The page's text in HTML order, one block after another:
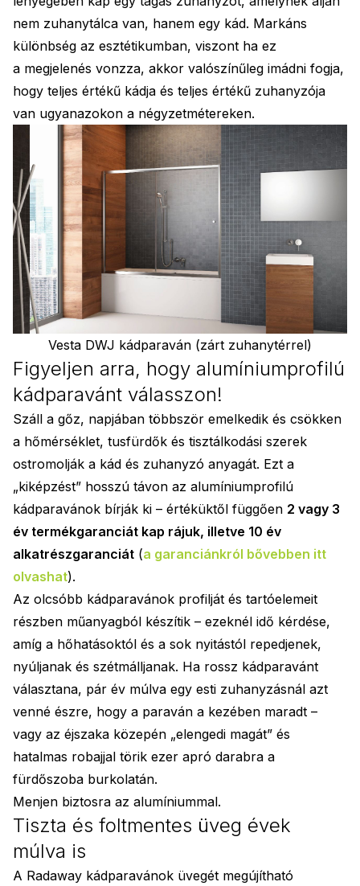
nem zuhanytálca van, hanem egy kád. Markáns
különbség az esztétikumban, viszont ha ez
a megjelenés vonzza, akkor valószínűleg imádni fogja,
hogy teljes értékű kádja és teljes értékű zuhanyzója
van ugyanazokon a négyzetmétereken.
Vesta DWJ kádparaván (zárt zuhanytérrel)
Figyeljen arra, hogy alumíniumprofilú
kádparavánt válasszon!
Száll a gőz, napjában többször emelkedik és csökken
a hőmérséklet, tusfürdők és tisztálkodási szerek
ostromolják a kád és zuhanyzó anyagát. Ezt a
„kiképzést” hosszú távon az alumíniumprofilú
kádparavánok bírják ki – értéküktől függően 2 vagy 3
év termékgaranciát kap rájuk, illetve 10 év
alkatrészgaranciát (a garanciánkról bővebben itt
olvashat).
Az olcsóbb kádparavánok profilját és tartóelemeit
részben műanyagból készítik – ezeknél idő kérdése,
amíg a hőhatásoktól és a sok nyitástól repedjenek,
nyúljanak és szétmálljanak. Ha rossz kádparavánt
választana, pár év múlva egy esti zuhanyzásnál azt
venné észre, hogy a paraván a kezében maradt –
vagy az éjszaka közepén „elengedi magát” és
hatalmas robajjal törik ezer apró darabra a
fürdőszoba burkolatán.
Menjen biztosra az alumíniummal.
Tiszta és foltmentes üveg évek
múlva is
A Radaway kádparavánok üvegét megújítható